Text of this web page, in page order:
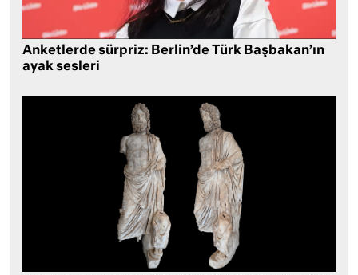
Anketlerde sürpriz: Berlin’de Türk Başbakan’ın
ayak sesleri